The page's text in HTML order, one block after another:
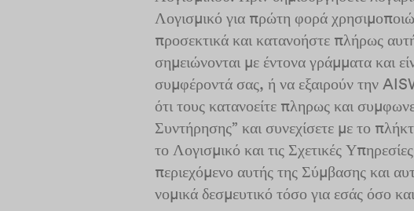
Λογισμικό για πρώτη φορά
προσεκτικά και κατανοήστε πλήρως
σημειώνονται με έντονα γράμματα και
συμφέροντά σας, ή να εξαιρούν την
ότι τους κατανοείτε πληρως και
Συντήρησης” και συνεχίσετε με το
το Λογισμικό και τις Σχετικές
περιεχόμενο αυτής της Σύμβασης και
νομικά δεσμευτικό τόσο για εσάς όσο